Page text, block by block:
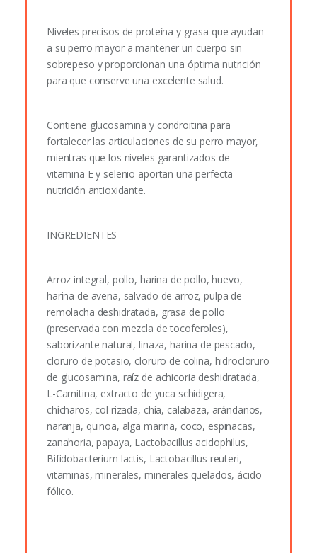
Niveles precisos de proteína y grasa que ayudan
a su perro mayor a mantener un cuerpo sin
sobrepeso y proporcionan una óptima nutrición
para que conserve una excelente salud.
Contiene glucosamina y condroitina para
fortalecer las articulaciones de su perro mayor,
mientras que los niveles garantizados de
vitamina E y selenio aportan una perfecta
nutrición antioxidante.
INGREDIENTES
Arroz integral, pollo, harina de pollo, huevo,
harina de avena, salvado de arroz, pulpa de
remolacha deshidratada, grasa de pollo
(preservada con mezcla de tocoferoles),
saborizante natural, linaza, harina de pescado,
cloruro de potasio, cloruro de colina, hidrocloruro
de glucosamina, raíz de achicoria deshidratada,
L-Carnitina, extracto de yuca schidigera,
chícharos, col rizada, chía, calabaza, arándanos,
naranja, quinoa, alga marina, coco, espinacas,
zanahoria, papaya, Lactobacillus acidophilus,
Bifidobacterium lactis, Lactobacillus reuteri,
vitaminas, minerales, minerales quelados, ácido
fólico.